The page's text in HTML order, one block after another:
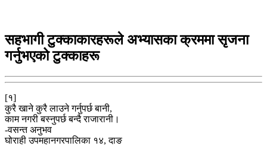
सहभागी टुक्काकारहरूले अभ्यासका क्रममा सृजना
गर्नुभएको टुक्काहरू
[१]
कुरै खाने कुरै लाउने गर्नुपर्छ बानी,
काम नगरी बस्नुपर्छ बन्दै राजारानी।
-वसन्त अनुभव
घोराही उपमहानगरपालिका १४, दाङ